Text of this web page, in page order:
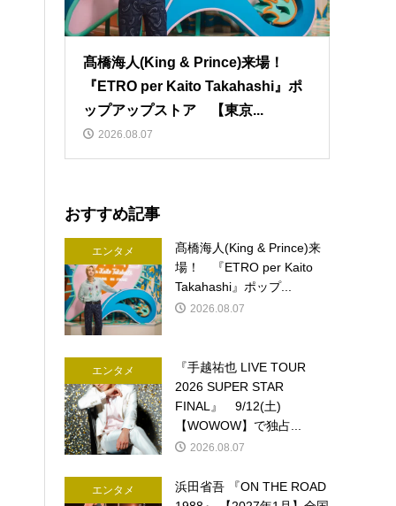
髙橋海人(King & Prince)来場！
『ETRO per Kaito Takahashi』ポ
ップアップストア 【東京...
2026.08.07
おすすめ記事
エンタメ
髙橋海人(King & Prince)来
場！ 『ETRO per Kaito
Takahashi』ポップ...
2026.08.07
エンタメ
『手越祐也 LIVE TOUR
2026 SUPER STAR
FINAL』 9/12(土)
【WOWOW】で独占...
2026.08.07
エンタメ
浜田省吾 『ON THE ROAD